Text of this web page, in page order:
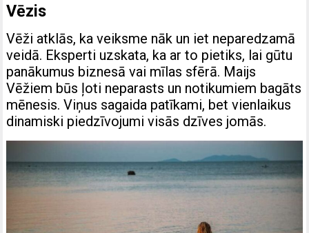
Vēzis
Vēži atklās, ka veiksme nāk un iet neparedzamā
veidā. Eksperti uzskata, ka ar to pietiks, lai gūtu
panākumus biznesā vai mīlas sfērā. Maijs
Vēžiem būs ļoti neparasts un notikumiem bagāts
mēnesis. Viņus sagaida patīkami, bet vienlaikus
dinamiski piedzīvojumi visās dzīves jomās.